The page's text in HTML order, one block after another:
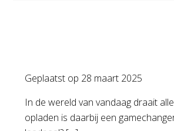
Geplaatst op 28 maart 2025
In de wereld van vandaag draait
opladen is daarbij een